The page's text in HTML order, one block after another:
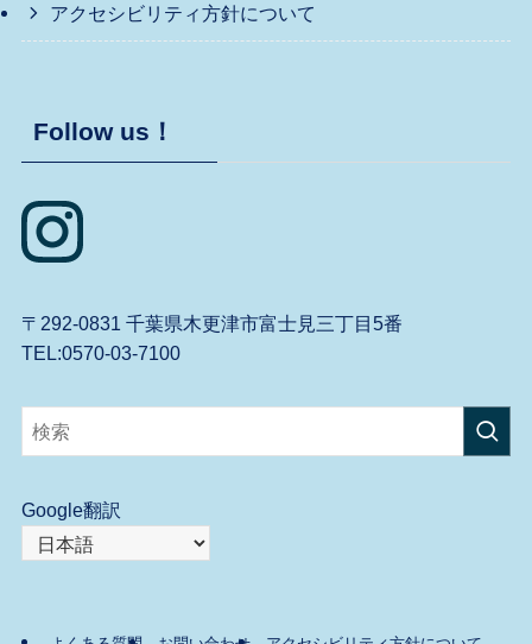
アクセシビリティ方針について
Follow us！
〒292-0831 千葉県木更津市富士見三丁目5番
TEL:0570-03-7100
Google翻訳